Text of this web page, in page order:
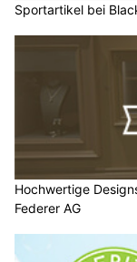
Sportartikel bei
Hochwertige
Federer AG